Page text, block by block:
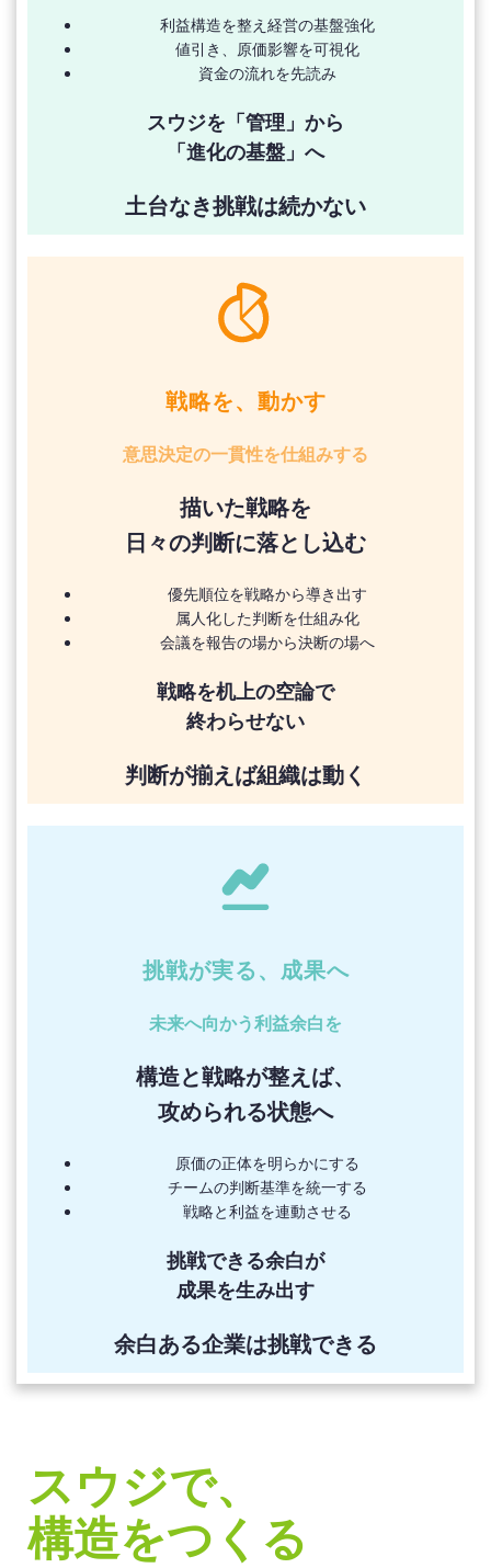
利益構造を整え経営の基盤強化
値引き、原価影響を可視化
資金の流れを先読み
スウジを「管理」から
「進化の基盤」へ
土台なき挑戦は続かない
戦略を、動かす
意思決定の一貫性を仕組みする
描いた戦略を
日々の判断に落とし込む
優先順位を戦略から導き出す
属人化した判断を仕組み化
会議を報告の場から決断の場へ
戦略を机上の空論で
終わらせない
判断が揃えば組織は動く
挑戦が実る、成果へ
未来へ向かう利益余白を
構造と戦略が整えば、
攻められる状態へ
原価の正体を明らかにする
チームの判断基準を統一する
戦略と利益を連動させる
挑戦できる余白が
成果を生み出す
余白ある企業は挑戦できる
スウジで、
構造をつくる